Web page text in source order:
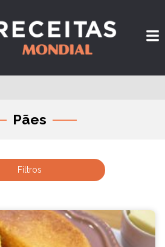
Pães
Filtros